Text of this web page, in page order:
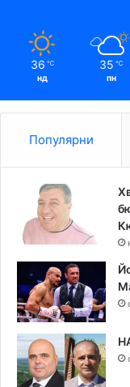
36 ℃
нд
35 ℃
пн
Популярни